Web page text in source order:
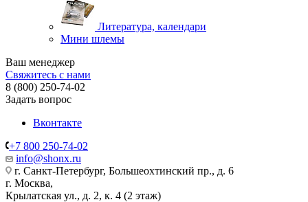
Литература, календари
Мини шлемы
Ваш менеджер
Свяжитесь с нами
8 (800) 250-74-02
Задать вопрос
Вконтакте
+7 800 250-74-02
info@shonx.ru
г. Санкт-Петербург, Большеохтинский пр., д. 6
г. Москва,
Крылатская ул., д. 2, к. 4 (2 этаж)